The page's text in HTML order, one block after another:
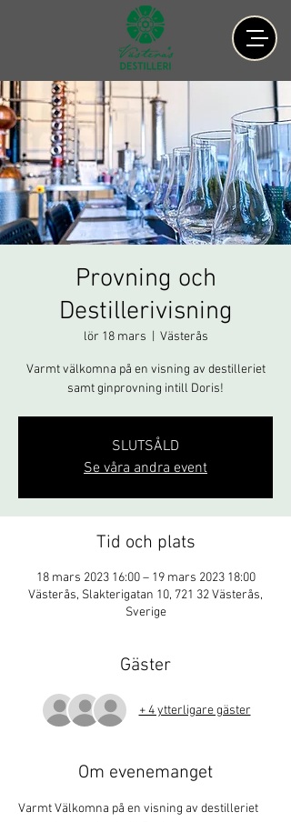
Provning och
Destillerivisning
lör 18 mars Västerås
Varmt välkomna på en visning av destilleriet
samt ginprovning intill Doris!
SLUTSÅLD
Se våra andra event
Tid och plats
18 mars 2023 16:00 – 19 mars 2023 18:00
Västerås, Slakterigatan 10, 721 32 Västerås,
Sverige
Gäster
+ 4 ytterligare gäster
Om evenemanget
Varmt Välkomna på en visning av destilleriet